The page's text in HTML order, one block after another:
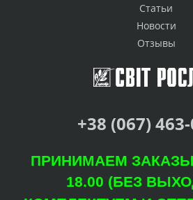
Статьи
Новости
Отзывы
+38 (067)
ПРИНИМАЕМ
18.00 (БЕЗ